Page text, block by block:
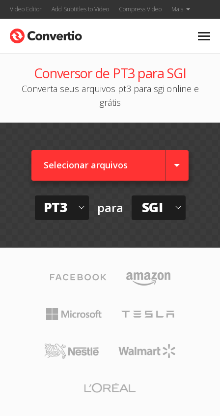
Video Editor Add Subtitles to Video Compress Video Mais
Conversor de PT3 para SGI
Converta seus arquivos pt3 para sgi online e
grátis
Selecionar arquivos
PT3 para SGI